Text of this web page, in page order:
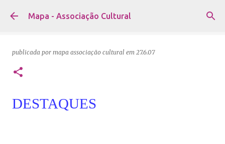
Avançar para o conteúdo principal
Mapa - Associação Cultural
publicada por mapa associação cultural em 27.6.07
DESTAQUES